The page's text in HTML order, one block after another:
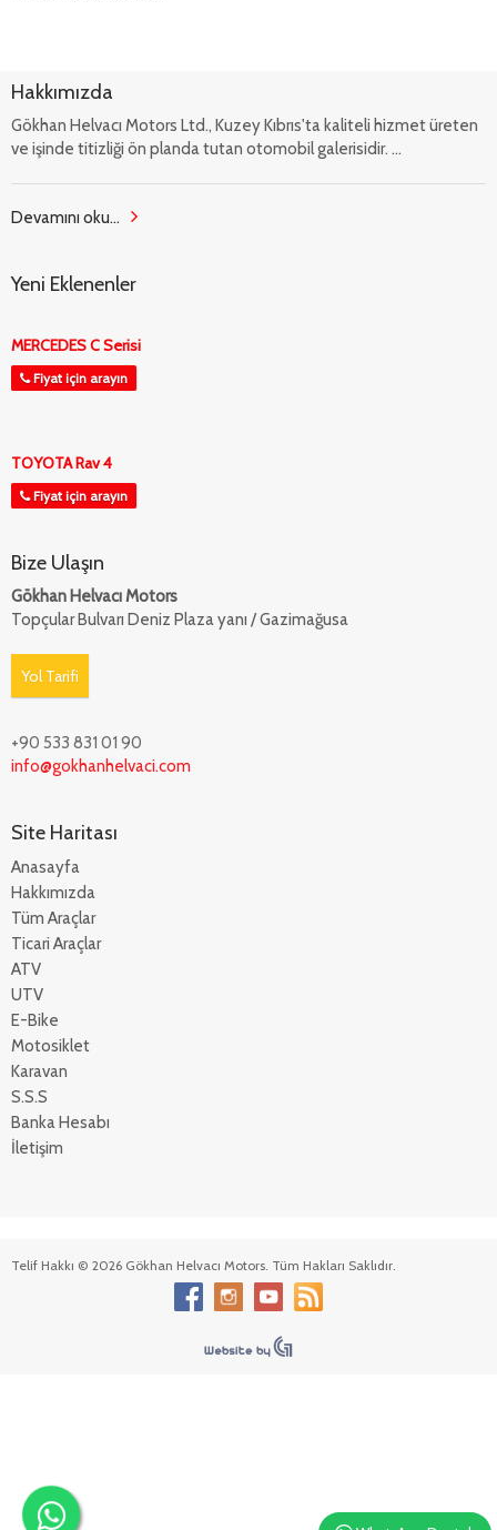
Hakkımızda
Gökhan Helvacı Motors Ltd., Kuzey Kıbrıs'ta kaliteli hizmet üreten
ve işinde titizliği ön planda tutan otomobil galerisidir. ...
Devamını oku...
Yeni Eklenenler
MERCEDES C Serisi
Fiyat için arayın
TOYOTA Rav 4
Fiyat için arayın
Bize Ulaşın
Gökhan Helvacı Motors
Topçular Bulvarı Deniz Plaza yanı / Gazimağusa
Yol Tarifi
+90 533 831 01 90
info@gokhanhelvaci.com
Site Haritası
Anasayfa
Hakkımızda
Tüm Araçlar
Ticari Araçlar
ATV
UTV
E-Bike
Motosiklet
Karavan
S.S.S
Banka Hesabı
İletişim
Telif Hakkı © 2026 Gökhan Helvacı Motors. Tüm Hakları Saklıdır.